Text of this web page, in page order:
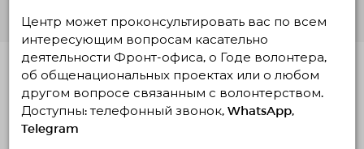
Похожие проекты
"Спортивное будущее"
25.07.2026 09:00
Центр может проконсультировать вас по всем
интересующим вопросам касательно
деятельности Фронт-офиса, о Годе волонтера,
об общенациональных проектах или о любом
другом вопросе связанным с волонтерством.
Доступны: телефонный звонок, WhatsApp,
Telegram